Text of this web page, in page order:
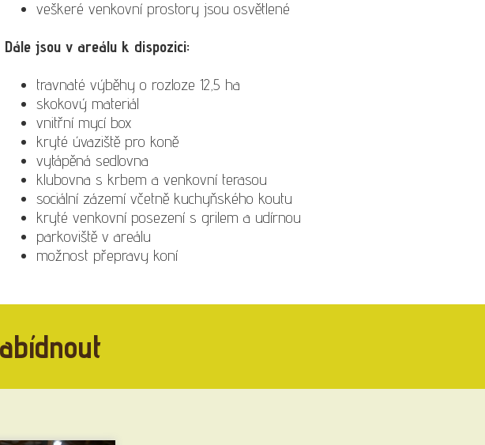
veškeré venkovní prostory jsou osvětlené
Dále jsou v areálu k dispozici:
travnaté výběhy o rozloze 12,5 ha
skokový materiál
vnitřní mycí box
kryté úvaziště pro koně
vytápěná sedlovna
klubovna s krbem a venkovní terasou
sociální zázemí včetně kuchyňského koutu
kryté venkovní posezení s grilem a udírnou
parkoviště v areálu
možnost přepravy koní